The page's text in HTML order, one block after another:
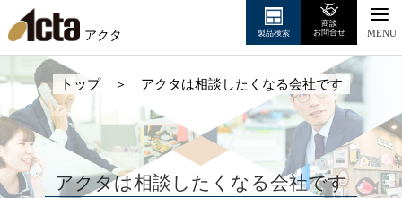
アクタ MENU
製品検索
商談
お問合せ
トップ＞ アクタは相談したくなる会社です
アクタは相談したくなる会社です